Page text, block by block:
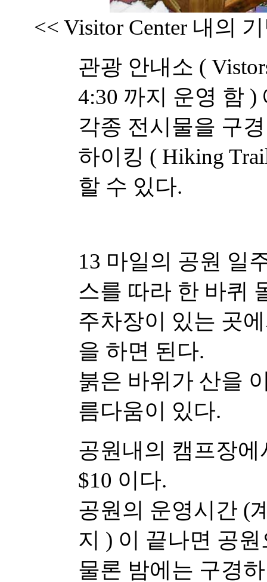
<< Visitor Center 내의
관광 안내소 (
4:30 까지 운영 함 )
각종 전시물을 구
하이킹 ( Hiking
할 수 있다.
13 마일의 공원 일
스를 따라 한 바퀴
주차장이 있는 곳
을 하면 된다.
붉은 바위가 산을
름다움이 있다.
공원내의 캠프장
$10 이다.
공원의 운영시간 (
지 ) 이 끝나면 공
물론 밤에는 구경